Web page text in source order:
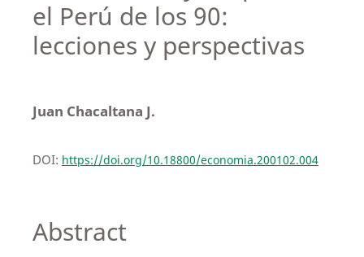
el Perú de los 90:
lecciones y perspectivas
Juan Chacaltana J.
DOI: https://doi.org/10.18800/economia.200102.004
Abstract